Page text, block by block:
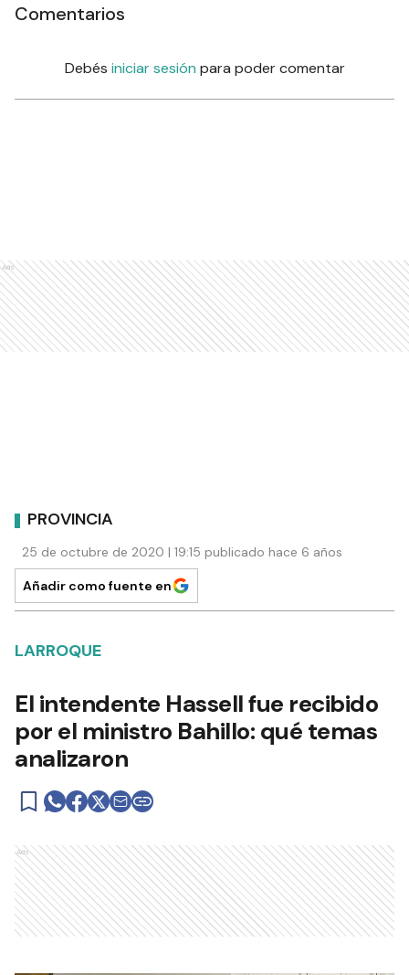
Comentarios
Debés iniciar sesión para poder comentar
Ads
PROVINCIA
25 de octubre de 2020 | 19:15 publicado hace 6 años
Añadir como fuente en
LARROQUE
El intendente Hassell fue recibido
por el ministro Bahillo: qué temas
analizaron
Ads